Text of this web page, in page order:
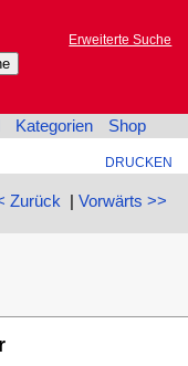
Erweiterte Suche
Kategorien Shop
DRUCKEN
Zurück | Vorwärts >>